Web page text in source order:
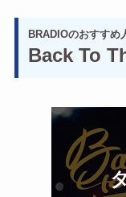
BRADIOのおすすめ
Back To